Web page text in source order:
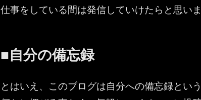
仕事をしている間は発信していけたらと思いま
■自分の備忘録
とはいえ、このブログは自分への備忘録とい